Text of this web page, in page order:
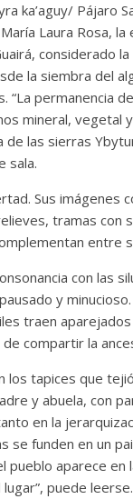
ka’aguy/ Pájaro
Laura Rosa,
considerado
la siembra del
permanencia
mineral, vegetal
las sierras
sala.
Sus imágenes
tramas con
entre
con las
y
traen
compartir la
tapices que
y abuela, con
en la
se funden en un
aparece en
puede leerse.